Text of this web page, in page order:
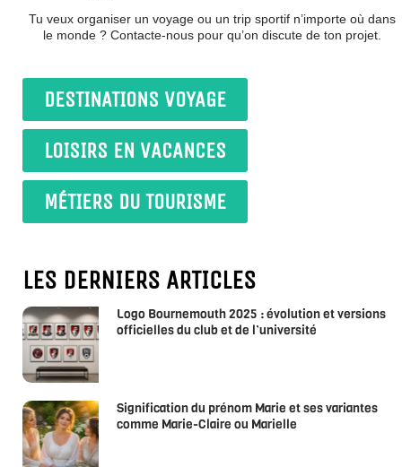
Tu veux organiser un voyage ou un trip sportif n’importe où dans
le monde ? Contacte-nous pour qu’on discute de ton projet.
DESTINATIONS VOYAGE
LOISIRS EN VACANCES
MÉTIERS DU TOURISME
LES DERNIERS ARTICLES
Logo Bournemouth 2025 : évolution et versions
officielles du club et de l’université
Signification du prénom Marie et ses variantes
comme Marie-Claire ou Marielle